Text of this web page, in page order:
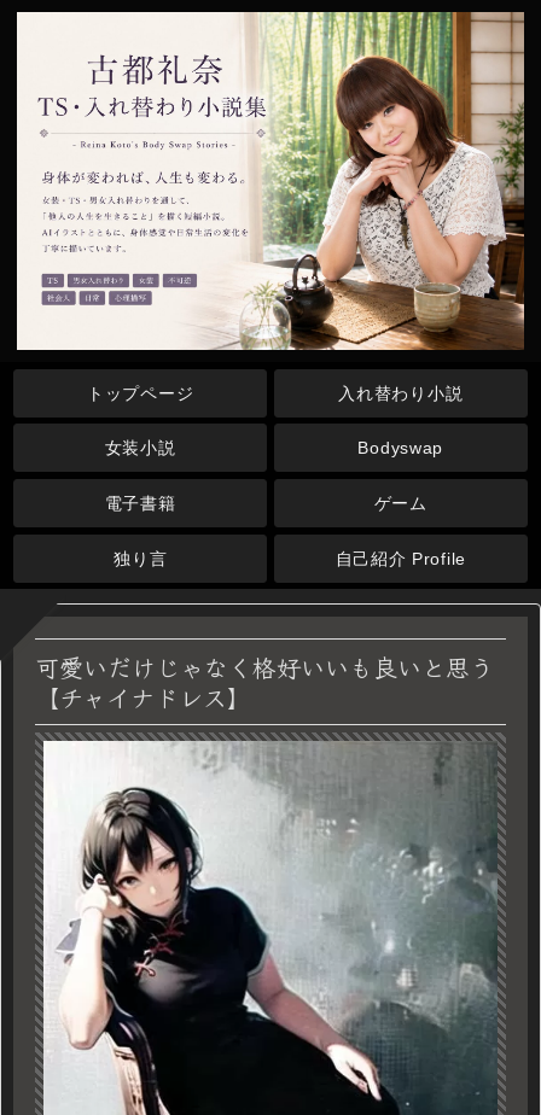
トップページ 入れ替わり小説
女装小説 Bodyswap
電子書籍 ゲーム
独り言 自己紹介 Profile
可愛いだけじゃなく格好いいも良いと思う
【チャイナドレス】